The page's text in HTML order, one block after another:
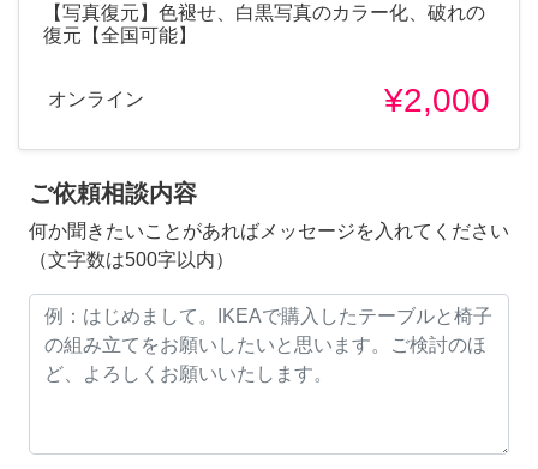
【写真復元】色褪せ、白黒写真のカラー化、破れの
復元【全国可能】
オンライン ¥2,000
ご依頼相談内容
何か聞きたいことがあればメッセージを入れてください
（文字数は500字以内）